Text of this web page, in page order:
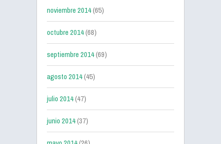
noviembre 2014(65)
octubre 2014(68)
septiembre 2014(69)
agosto 2014(45)
julio 2014(47)
junio 2014(37)